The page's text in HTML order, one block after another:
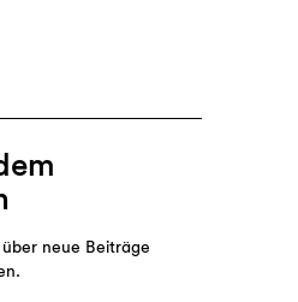
neue Beiträge